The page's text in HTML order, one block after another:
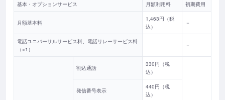
基本・オプションサービス 月額利用料 初期費用
月額基本料
1,463円（税
込）
－
電話ユニバーサルサービス料、電話リレーサービス料
（※1）
－
割込通話
330円（税
込）
発信番号表示
440円（税
込）